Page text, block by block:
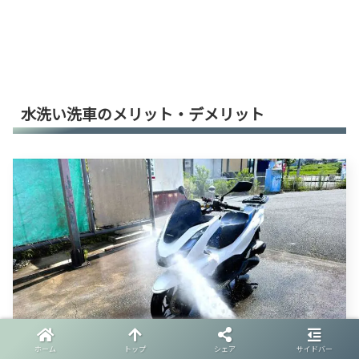
水洗い洗車のメリット・デメリット
ホーム トップ シェア サイドバー